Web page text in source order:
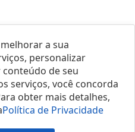
a sua
personalizar
de seu
serviços, você concorda
obter mais detalhes,
Política de Privacidade